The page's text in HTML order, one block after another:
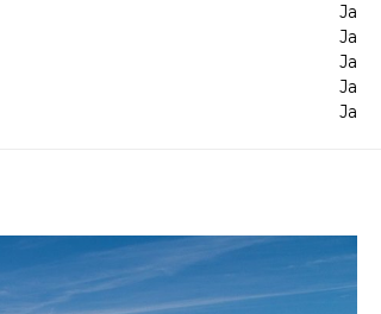
Ja
Ja
Ja
Ja
Ja